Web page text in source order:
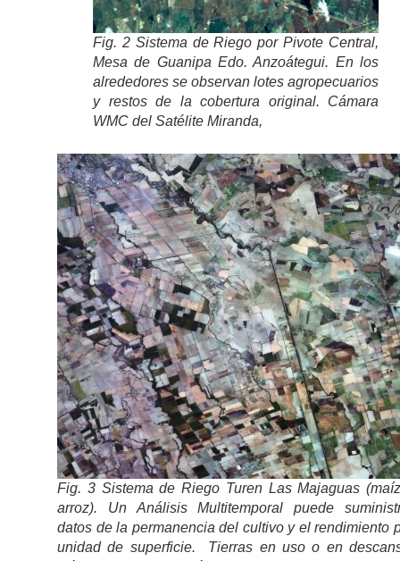
Fig. 2 Sistema de Riego por Pivote Central,
Mesa de Guanipa Edo. Anzoátegui. En los
alrededores se observan lotes agropecuarios
y restos de la cobertura original. Cámara
WMC del Satélite Miranda,
Fig. 3 Sistema de Riego Turen Las Majaguas
arroz). Un Análisis Multitemporal puede
datos de la permanencia del cultivo y el rendimiento
unidad de superficie. Tierras en uso o en